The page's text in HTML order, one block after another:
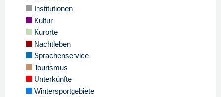
Institutionen
Kultur
Kurorte
Nachtleben
Sprachenservice
Tourismus
Unterkünfte
Wintersportgebiete